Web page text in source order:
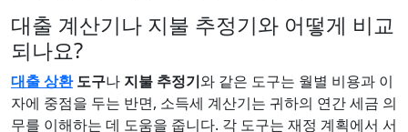
대출 계산기나 지불 추정기와 어떻게 비교
되나요?
대출 상환도구나 지불 추정기와 같은 도구는 월별 비용과 이
자에 중점을 두는 반면, 소득세 계산기는 귀하의 연간 세금 의
무를 이해하는 데 도움을 줍니다. 각 도구는 재정 계획에서 서